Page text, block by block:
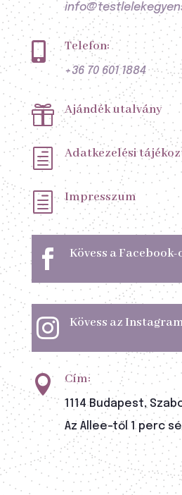
 Telefon:
+36 70 601 1884
 Ajándék utalvány
h Adatkezelési
h Impresszum
 Kövess a Facebook-
 Kövess az
 Cím:
1114 Budapest,
Az Allee-től 1 perc